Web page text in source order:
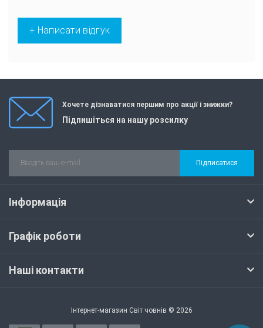
+ Написати відгук
Хочете дізнаватися першим про акції і знижки?
Підпишіться на нашу розсилку
Підписатися
Інформація
Графік роботи
Наші контакти
Інтернет-магазин Світ човнів © 2026